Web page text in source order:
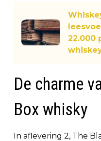
22.000
De charme
Box whisky
In aflevering 2, The